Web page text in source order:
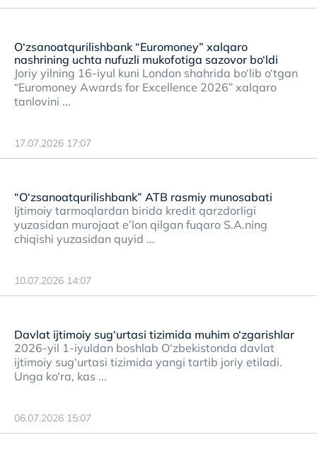
O‘zsanoatqurilishbank “Euromoney” xalqaro
nashrining uchta nufuzli mukofotiga sazovor bo‘ldi
Joriy yilning 16-iyul kuni London shahrida bo‘lib o‘tgan
“Euromoney Awards for Excellence 2026” xalqaro
tanlovini ...
17.07.2026 17:07
“O‘zsanoatqurilishbank” ATB rasmiy munosabati
Ijtimoiy tarmoqlardan birida kredit qarzdorligi
yuzasidan murojaat e’lon qilgan fuqaro S.A.ning
chiqishi yuzasidan quyid ...
10.07.2026 14:07
Davlat ijtimoiy sug‘urtasi tizimida muhim o‘zgarishlar
2026-yil 1-iyuldan boshlab O‘zbekistonda davlat
ijtimoiy sug‘urtasi tizimida yangi tartib joriy etiladi.
Unga ko‘ra, kas ...
06.07.2026 15:07